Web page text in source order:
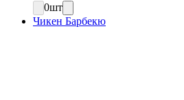
0шт
Чикен Барбекю